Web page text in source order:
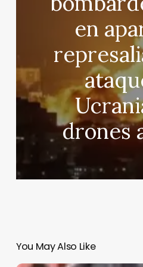
en
drones
You May Also Like